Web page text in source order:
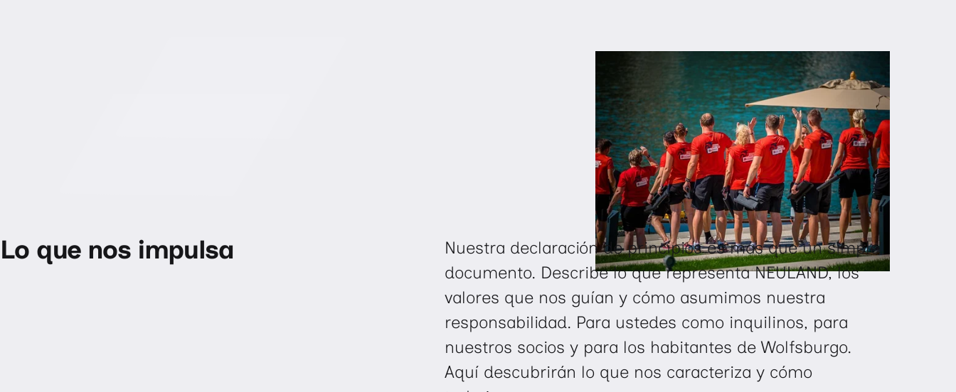
Lo que nos impulsa
Nuestra declaración de principios es más que un simple
documento. Describe lo que representa NEULAND, los
valores que nos guían y cómo asumimos nuestra
responsabilidad. Para ustedes como inquilinos, para
nuestros socios y para los habitantes de Wolfsburgo.
Aquí descubrirán lo que nos caracteriza y cómo